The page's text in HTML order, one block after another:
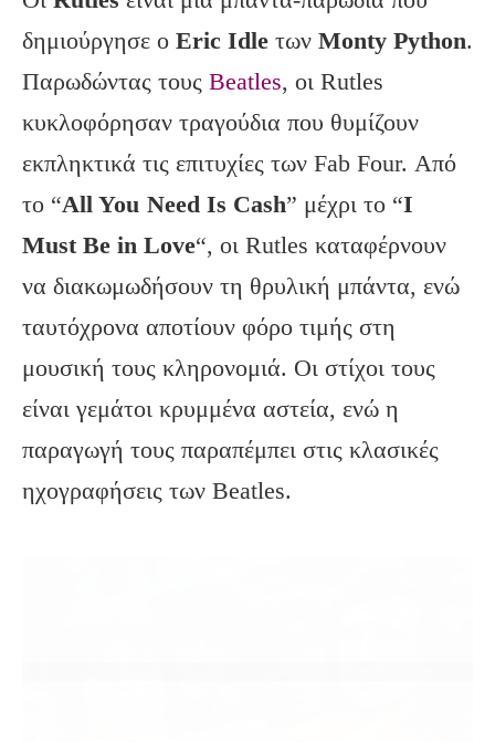
δημιούργησε ο Eric Idle των Monty Python.
Παρωδώντας τους Beatles, οι Rutles
κυκλοφόρησαν τραγούδια που θυμίζουν
εκπληκτικά τις επιτυχίες των Fab Four. Από
το “All You Need Is Cash” μέχρι το “I
MustBe in Love“, οι Rutles καταφέρνουν
να διακωμωδήσουν τη θρυλική μπάντα, ενώ
ταυτόχρονα αποτίουν φόρο τιμής στη
μουσική τους κληρονομιά. Οι στίχοι τους
είναι γεμάτοι κρυμμένα αστεία, ενώ η
παραγωγή τους παραπέμπει στις κλασικές
ηχογραφήσεις των Beatles.